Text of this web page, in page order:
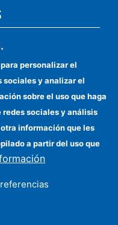
CSIC
personalizar el
sociales y analizar el
sobre el uso que haga
redes sociales y análisis
información que les
a partir del uso que